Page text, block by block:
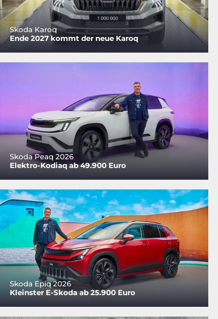
Skoda Karoq
Ende 2027 kommt der neue Karoq
Skoda Peaq 2026
Elektro-Kodiaq ab 49.900 Euro
Skoda Epiq 2026
Kleinster E-Skoda ab 25.900 Euro